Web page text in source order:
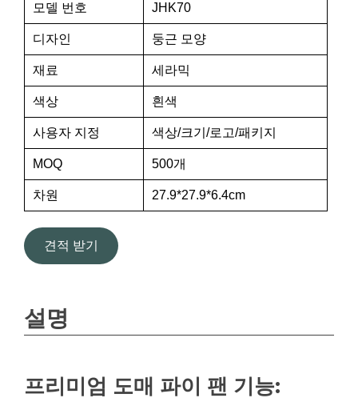
모델 번호 JHK70
디자인 둥근 모양
재료 세라믹
색상 흰색
사용자 지정 색상/크기/로고/패키지
MOQ 500개
차원 27.9*27.9*6.4cm
견적 받기
설명
프리미엄 도매 파이 팬 기능: